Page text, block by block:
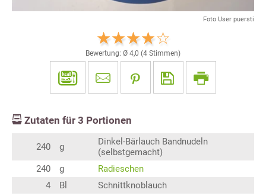
Foto User puersti
Bewertung: Ø 4,0 (4 Stimmen)
Zutaten für 3 Portionen
240 g
Dinkel-Bärlauch Bandnudeln
(selbstgemacht)
240
g
Radieschen
4
Bl
Schnittknoblauch